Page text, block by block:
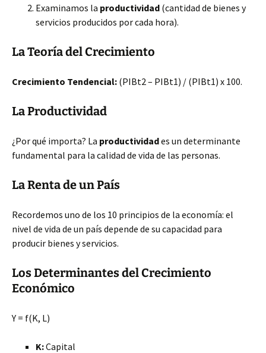
Examinamos la productividad (cantidad de bienes y
servicios producidos por cada hora).
La Teoría del Crecimiento
Crecimiento Tendencial: (PIBt2 – PIBt1) / (PIBt1) x 100.
La Productividad
¿Por qué importa? La productividades un determinante
fundamental para la calidad de vida de las personas.
La Renta de un País
Recordemos uno de los 10 principios de la economía: el
nivel de vida de un país depende de su capacidad para
producir bienes y servicios.
Los Determinantes del Crecimiento
Económico
Y = f(K, L)
K:Capital